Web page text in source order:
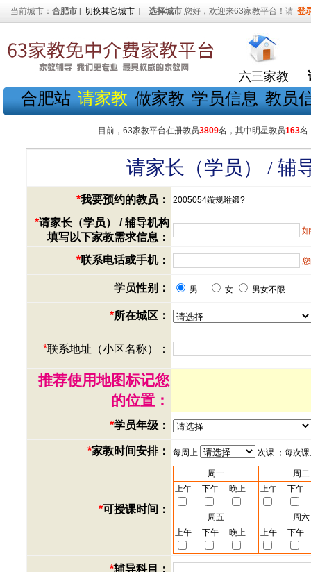
当前城市： 合肥市 [ 切换其它城市 ] 选择城市 您好，欢迎来63家教平台！请 登
六三家教
合肥站 请家教 做家教 学员信息 教员
目前，63家教平台在册教员3809名，其中明星教员163名
请家长（学员） / 辅
*我要预约的教员： 2005054鏇规暀鍛?
*请家长（学员） / 辅导机构
填写以下家教需求信息：
*联系电话或手机：
学员性别： 男 女 男女不限
*所在城区：
*联系地址（小区名称）：
推荐使用地图标记您
的位置：
*学员年级：
*家教时间安排： 每周上 次课 ；每次
*可授课时间：
周一
周二
上午
下午 晚上 上午 下午
周五
周六
上午
下午 晚上 上午 下午
*辅导科目：